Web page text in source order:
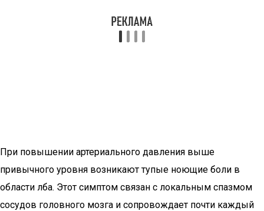
При повышении артериального давления выше
привычного уровня возникают тупые ноющие боли в
области лба. Этот симптом связан с локальным спазмом
сосудов головного мозга и сопровождает почти каждый